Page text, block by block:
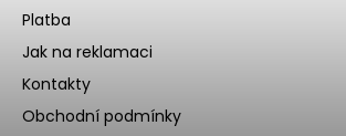
Platba
Jak na reklamaci
Kontakty
Obchodní podmínky